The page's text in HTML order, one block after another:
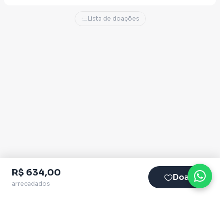
Lista de doações
R$ 634,00
arrecadados
Doar